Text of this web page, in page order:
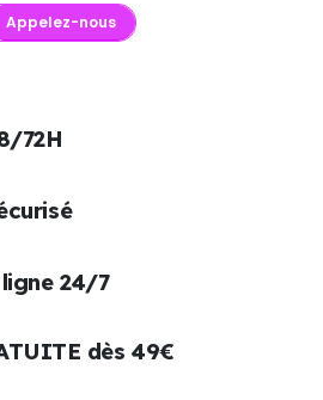
Appelez-nous
72H
24/7
dès 49€